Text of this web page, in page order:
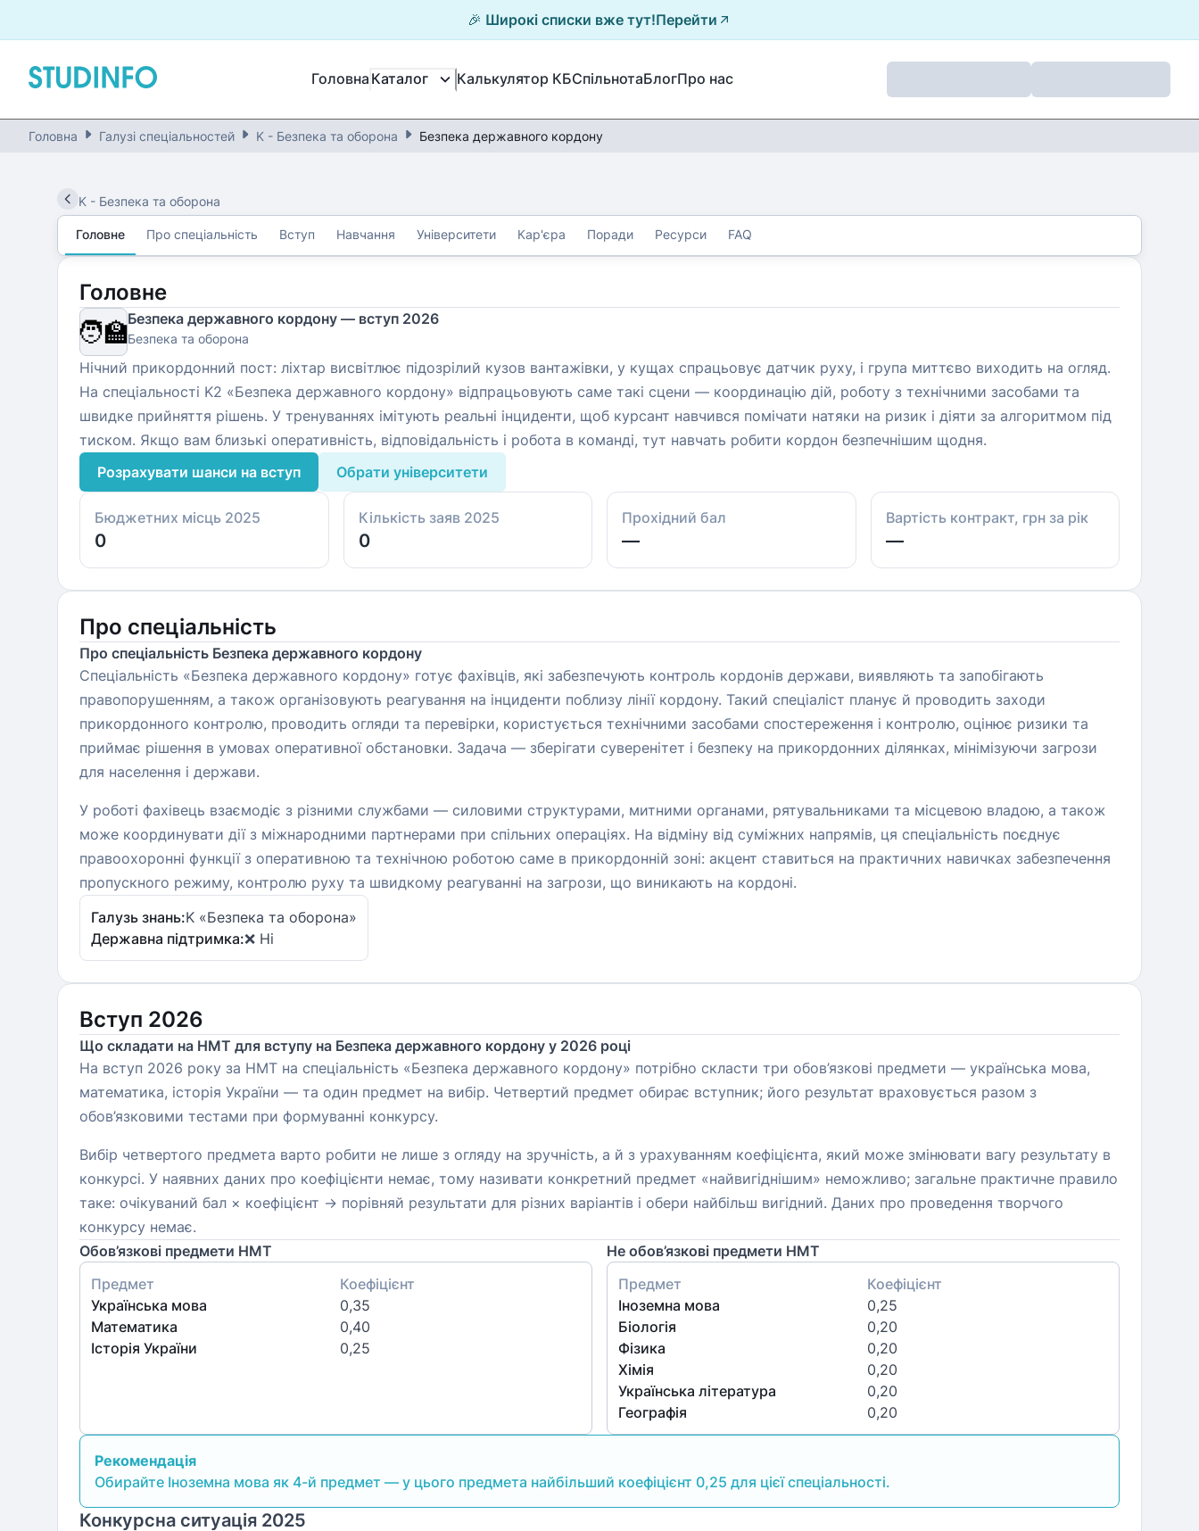
🎉 Широкі списки вже тут!Перейти
Головна Каталог Калькулятор КБСпільнотаБлогПро нас
Головна Галузі спеціальностей K - Безпека та оборона Безпека державного кордону
K - Безпека та оборона
Головне Про спеціальність Вступ Навчання Університети Кар'єра Поради Ресурси FAQ
Головне
🧑‍🏫Безпека державного кордону — вступ 2026
Безпека та оборона
Нічний прикордонний пост: ліхтар висвітлює підозрілий кузов вантажівки, у кущах спрацьовує датчик руху, і група миттєво виходить на огляд.
На спеціальності K2 «Безпека державного кордону» відпрацьовують саме такі сцени — координацію дій, роботу з технічними засобами та
швидке прийняття рішень. У тренуваннях імітують реальні інциденти, щоб курсант навчився помічати натяки на ризик і діяти за алгоритмом під
тиском. Якщо вам близькі оперативність, відповідальність і робота в команді, тут навчать робити кордон безпечнішим щодня.
Розрахувати шанси на вступ
Обрати університети
Бюджетних місць 2025
0
Кількість заяв 2025
0
Прохідний бал
—
Вартість контракт, грн за рік
—
Про спеціальність
Про спеціальність Безпека державного кордону
Спеціальність «Безпека державного кордону» готує фахівців, які забезпечують контроль кордонів держави, виявляють та запобігають
правопорушенням, а також організовують реагування на інциденти поблизу лінії кордону. Такий спеціаліст планує й проводить заходи
прикордонного контролю, проводить огляди та перевірки, користується технічними засобами спостереження і контролю, оцінює ризики та
приймає рішення в умовах оперативної обстановки. Задача — зберігати суверенітет і безпеку на прикордонних ділянках, мінімізуючи загрози
для населення і держави.
У роботі фахівець взаємодіє з різними службами — силовими структурами, митними органами, рятувальниками та місцевою владою, а також
може координувати дії з міжнародними партнерами при спільних операціях. На відміну від суміжних напрямів, ця спеціальність поєднує
правоохоронні функції з оперативною та технічною роботою саме в прикордонній зоні: акцент ставиться на практичних навичках забезпечення
пропускного режиму, контролю руху та швидкому реагуванні на загрози, що виникають на кордоні.
Галузь знань:K «Безпека та оборона»
Державна підтримка:❌ Ні
Вступ 2026
Що складати на НМТ для вступу на Безпека державного кордону у 2026 році
На вступ 2026 року за НМТ на спеціальність «Безпека державного кордону» потрібно скласти три обов’язкові предмети — українська мова,
математика, історія України — та один предмет на вибір. Четвертий предмет обирає вступник; його результат враховується разом з
обов’язковими тестами при формуванні конкурсу.
Вибір четвертого предмета варто робити не лише з огляду на зручність, а й з урахуванням коефіцієнта, який може змінювати вагу результату в
конкурсі. У наявних даних про коефіцієнти немає, тому називати конкретний предмет «найвигіднішим» неможливо; загальне практичне правило
таке: очікуваний бал × коефіцієнт → порівняй результати для різних варіантів і обери найбільш вигідний. Даних про проведення творчого
конкурсу немає.
Обов’язкові предмети НМТ
Предмет
Коефіцієнт
Українська мова
0,35
Математика
0,40
Історія України
0,25
Не обов’язкові предмети НМТ
Предмет
Коефіцієнт
Іноземна мова
0,25
Біологія
0,20
Фізика
0,20
Хімія
0,20
Українська література
0,20
Географія
0,20
Рекомендація
Обирайте Іноземна мова як 4-й предмет — у цього предмета найбільший коефіцієнт 0,25 для цієї спеціальності.
Конкурсна ситуація 2025